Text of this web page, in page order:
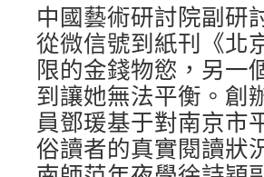
中國藝術研討院副研
從微信號到紙刊《北
限的金錢物慾，另一
到讓她無法平衡。創
員鄧瑗基于對南京市
俗讀者的真實閱讀狀